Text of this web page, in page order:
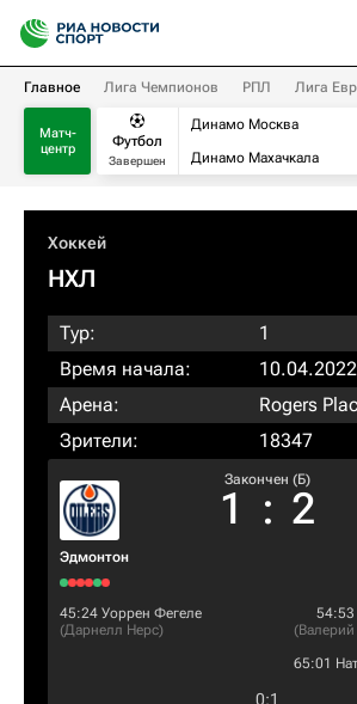
Главное Лига Чемпионов РПЛ Лига
Матч-
центр
Футбол
Завершен
Динамо Москва
Динамо Махачкала
Хоккей
НХЛ
Тур:
1
Время начала:
Арена:
Rogers
Зрители:
18347
Эдмонтон
Закончен (Б)
1 : 2
45:24 Уоррен Фегеле
(Дарнелл Нерс)
54:53
(
65:01
0:1